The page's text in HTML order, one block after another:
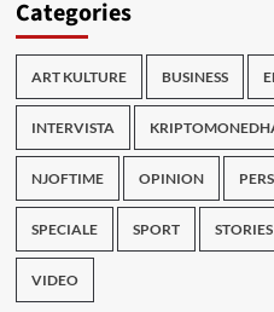
Categories
ART KULTURE BUSINESS
INTERVISTA
NJOFTIME OPINION
SPECIALE SPORT STORIES
VIDEO